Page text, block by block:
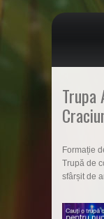
Formație
Trupă de
sfârșit de